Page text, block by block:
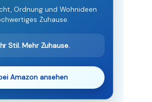
Ordnung und Wohnideen
Zuhause.
Stil. Mehr Zuhause.
Amazon ansehen